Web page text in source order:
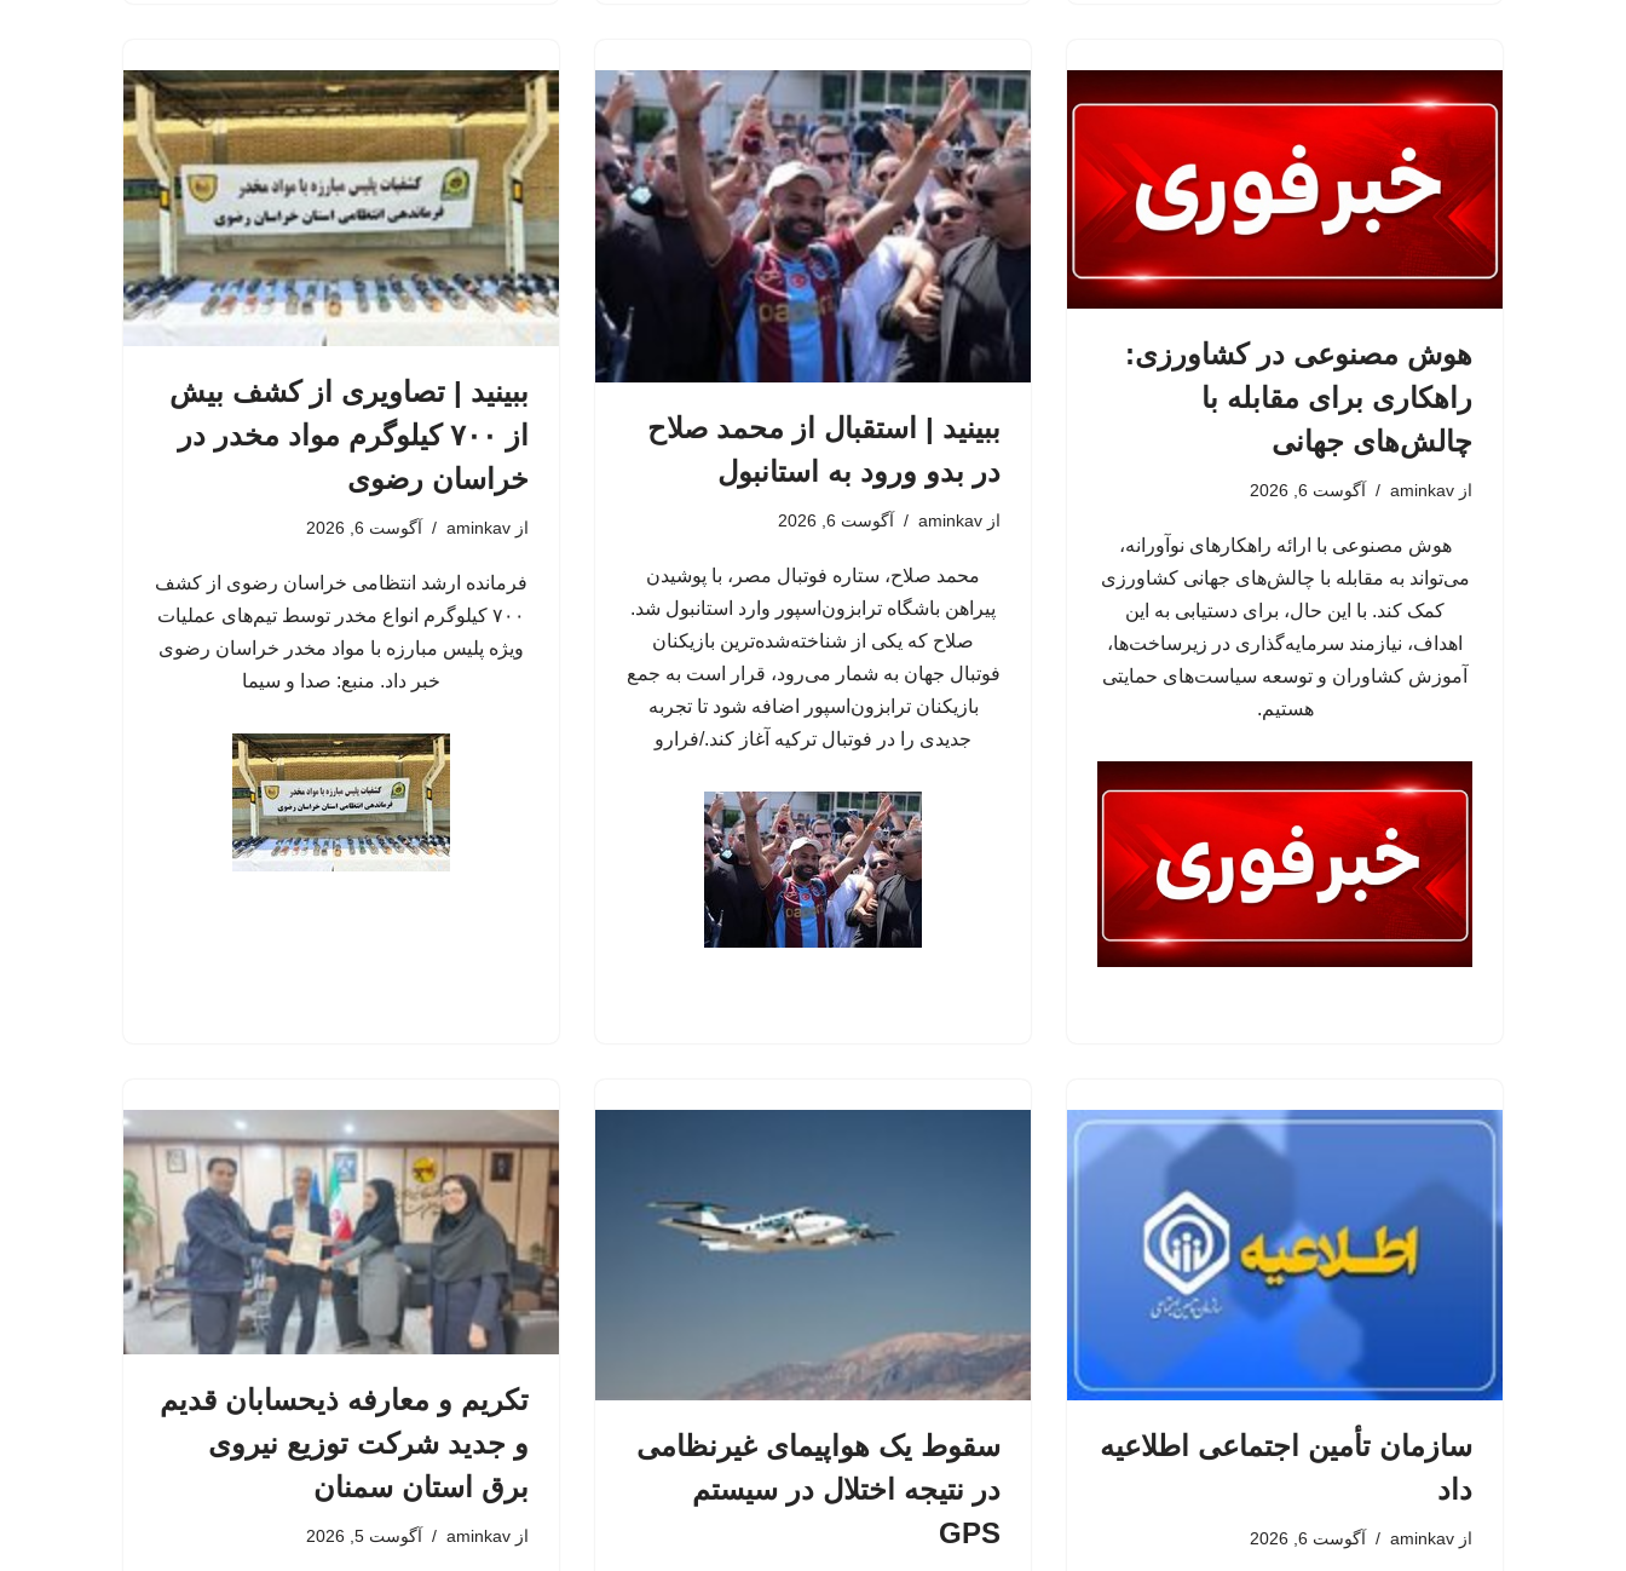
هوش مصنوعی در کشاورزی:
راهکاری برای مقابله با
چالش‌های جهانی
از aminkav آگوست 6, 2026
هوش مصنوعی با ارائه راهکارهای نوآورانه،
می‌تواند به مقابله با چالش‌های جهانی کشاورزی
کمک کند. با این حال، برای دستیابی به این
اهداف، نیازمند سرمایه‌گذاری در زیرساخت‌ها،
آموزش کشاوران و توسعه سیاست‌های حمایتی
هستیم.
ببینید | استقبال از محمد صلاح
در بدو ورود به استانبول
از aminkav آگوست 6, 2026
محمد صلاح، ستاره فوتبال مصر، با پوشیدن
پیراهن باشگاه ترابزون‌اسپور وارد استانبول شد.
صلاح که یکی از شناخته‌شده‌ترین بازیکنان
فوتبال جهان به شمار می‌رود، قرار است به جمع
بازیکنان ترابزون‌اسپور اضافه شود تا تجربه
جدیدی را در فوتبال ترکیه آغاز کند./فرارو
ببینید | تصاویری از کشف بیش
از ۷۰۰ کیلوگرم مواد مخدر در
خراسان رضوی
از aminkav آگوست 6, 2026
فرمانده ارشد انتظامی خراسان رضوی از کشف
۷۰۰ کیلوگرم انواع مخدر توسط تیم‌های عملیات
ویژه پلیس مبارزه با مواد مخدر خراسان رضوی
خبر داد. منبع: صدا و سیما
سازمان تأمین اجتماعی اطلاعیه
داد
از aminkav آگوست 6, 2026
سقوط یک هواپیمای غیرنظامی
در نتیجه اختلال در سیستم‌
GPS
تکریم و معارفه ذیحسابان قدیم
و جدید شرکت توزیع نیروی
برق استان سمنان
از aminkav آگوست 5, 2026